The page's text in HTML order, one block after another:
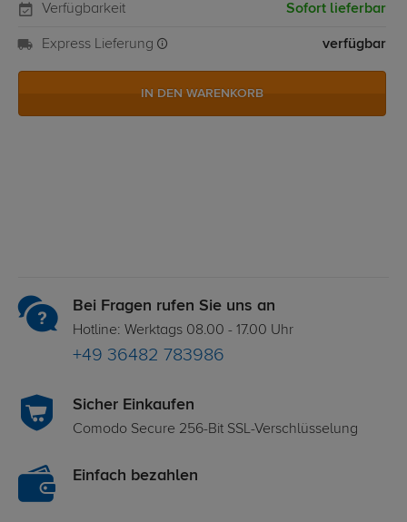
Verfügbarkeit Sofort lieferbar
Express Lieferung verfügbar
IN DEN WARENKORB
Bei Fragen rufen Sie uns an
Hotline: Werktags 08.00 - 17.00 Uhr
+49 36482 783986
Sicher Einkaufen
Comodo Secure 256-Bit SSL-Verschlüsselung
Einfach bezahlen